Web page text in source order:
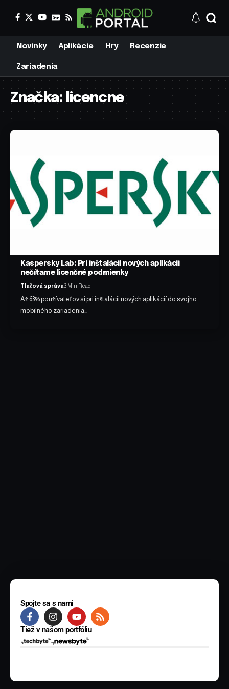
Novinky Aplikácie Hry Recenzie
Zariadenia
Značka:licencne
Kaspersky Lab: Pri inštalácii nových aplikácií
nečítame licenčné podmienky
Tlačová správa3 Min Read
Až 63% používateľov si pri inštalácii nových aplikácií do svojho
mobilného zariadenia…
Spojte sa s nami
Tiež v našom portfóliu